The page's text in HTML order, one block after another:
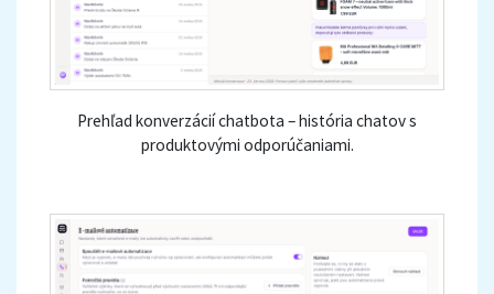
Prehľad konverzácií chatbota – história chatov s
produktovými odporúčaniami.